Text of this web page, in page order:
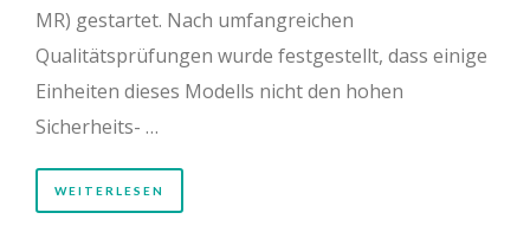
MR) gestartet. Nach umfangreichen
Qualitätsprüfungen wurde festgestellt, dass einige
Einheiten dieses Modells nicht den hohen
Sicherheits- …
WEITERLESEN